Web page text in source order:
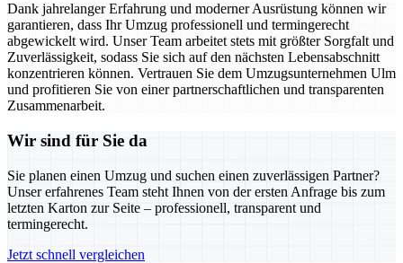
Dank jahrelanger Erfahrung und moderner Ausrüstung können wir
garantieren, dass Ihr Umzug professionell und termingerecht
abgewickelt wird. Unser Team arbeitet stets mit größter Sorgfalt und
Zuverlässigkeit, sodass Sie sich auf den nächsten Lebensabschnitt
konzentrieren können. Vertrauen Sie dem Umzugsunternehmen Ulm
und profitieren Sie von einer partnerschaftlichen und transparenten
Zusammenarbeit.
Wir sind für Sie da
Sie planen einen Umzug und suchen einen zuverlässigen Partner?
Unser erfahrenes Team steht Ihnen von der ersten Anfrage bis zum
letzten Karton zur Seite – professionell, transparent und
termingerecht.
Jetzt schnell vergleichen